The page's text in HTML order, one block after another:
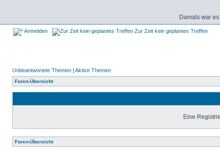
Damals war
Anmelden Zur Zeit kein geplantes Treffen
Unbeantwortete Themen | Aktive Themen
Foren-Übersicht
Eine
Foren-Übersicht